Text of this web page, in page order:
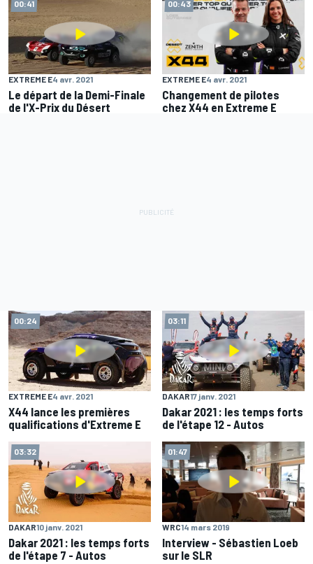
00:41
EXTREME E4 avr. 2021
Le départ de la Demi-Finale
de l'X-Prix du Désert
00:43
EXTREME E4 avr. 2021
Changement de pilotes
chez X44 en Extreme E
00:24
EXTREME E4 avr. 2021
X44 lance les premières
qualifications d'Extreme E
03:11
DAKAR17 janv. 2021
Dakar 2021 : les temps forts
de l'étape 12 - Autos
03:32
DAKAR10 janv. 2021
Dakar 2021 : les temps forts
de l'étape 7 - Autos
01:47
WRC14 mars 2019
Interview - Sébastien Loeb
sur le SLR